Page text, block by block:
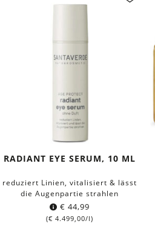
RADIANT EYE SERUM, 10 ML
reduziert Linien, vitalisiert & lässt
die Augenpartie strahlen
€ 44,99
(€ 4.499,00/l)